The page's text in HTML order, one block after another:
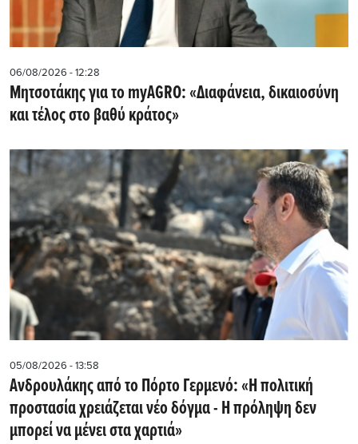
06/08/2026 - 12:28
Μητσοτάκης για το myAGRO: «Διαφάνεια, δικαιοσύνη
και τέλος στο βαθύ κράτος»
05/08/2026 - 13:58
Ανδρουλάκης από το Πόρτο Γερμενό: «Η πολιτική
προστασία χρειάζεται νέο δόγμα - Η πρόληψη δεν
μπορεί να μένει στα χαρτιά»